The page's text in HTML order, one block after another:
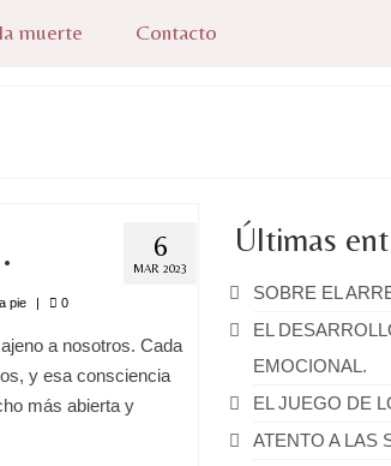
muerte Contacto
6
MAR 2023
pie | 0
a nosotros. Cada
y esa consciencia
más abierta y
Últimas
SOBRE EL
EL
EMOCIONAL.
EL JUEGO DE
ATENTO A LAS